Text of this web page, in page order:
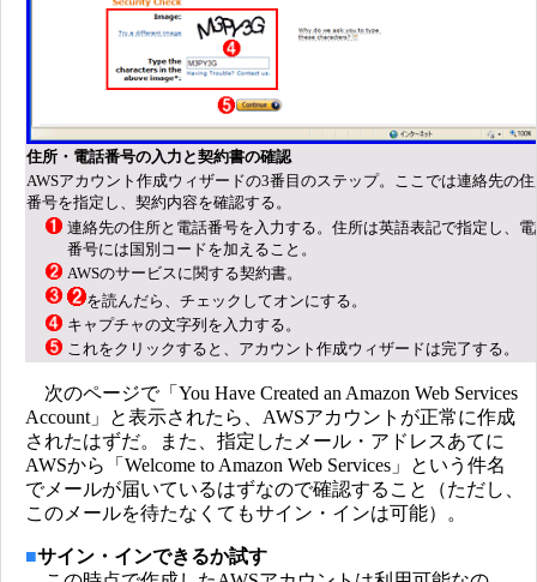
住所・電話番号の入力と契約書の確認
AWSアカウント作成ウィザードの3番目のステップ。ここでは連絡先の
番号を指定し、契約内容を確認する。
連絡先の住所と電話番号を入力する。住所は英語表記で指定し、
番号には国別コードを加えること。
AWSのサービスに関する契約書。
を読んだら、チェックしてオンにする。
キャプチャの文字列を入力する。
これをクリックすると、アカウント作成ウィザードは完了する。
次のページで「You Have Created an Amazon Web Services
Account」と表示されたら、AWSアカウントが正常に作成
されたはずだ。また、指定したメール・アドレスあてに
AWSから「Welcome to Amazon Web Services」という件名
でメールが届いているはずなので確認すること（ただし、
このメールを待たなくてもサイン・インは可能）。
■サイン・インできるか試す